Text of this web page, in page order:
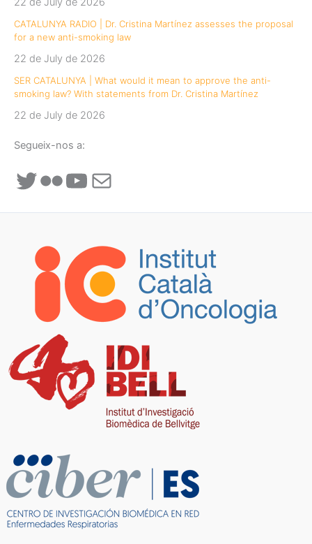
CATALUNYA RADIO | Dr. Cristina Martínez assesses the proposal
for a new anti-smoking law
22 de July de 2026
SER CATALUNYA | What would it mean to approve the anti-
smoking law? With statements from Dr. Cristina Martínez
22 de July de 2026
Segueix-nos a:
Twitter Flickr YouTube Mail